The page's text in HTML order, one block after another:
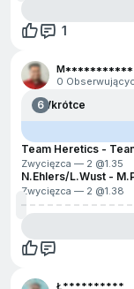
1
M***********
0
6Wkrótce
Team Heretics -
Zwycięzca — 2 @1.35
N.Ehlers/L.Wust -
Zwycięzca — 2 @1.38
Ł**********